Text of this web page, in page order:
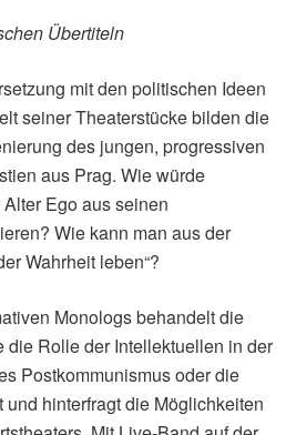
Übertiteln
mit den politischen Ideen
seiner Theaterstücke bilden die
des jungen, progressiven
aus Prag. Wie würde
Ego aus seinen
Wie kann man aus der
Wahrheit leben“?
Monologs behandelt die
die Rolle der Intellektuellen in der
Postkommunismus oder die
hinterfragt die Möglichkeiten